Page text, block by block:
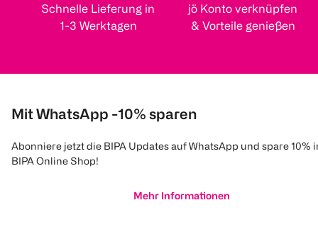
Schnelle Lieferung in
1-3 Werktagen
jö Konto verknüpfen
& Vorteile genießen
Mit WhatsApp -10% sparen
Abonniere jetzt die BIPA Updates auf WhatsApp und spare 10%
BIPA Online Shop!
Mehr Informationen